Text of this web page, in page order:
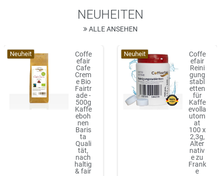
NEUHEITEN
ALLE ANSEHEN
Neuheit
Coffe
efair
Cafe
Crem
e Bio
Fairtr
ade -
500g
Kaffe
eboh
nen
Baris
ta
Quali
tät,
nach
haltig
& fair
Neuheit
Coffe
efair
Reini
gung
stabl
etten
für
Kaffe
evolla
utom
at
100 x
2,3g,
Alter
nativ
e zu
Frank
e